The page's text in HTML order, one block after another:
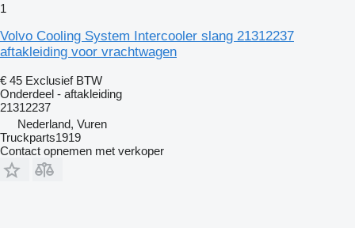
1
Volvo Cooling System Intercooler slang 21312237
aftakleiding voor vrachtwagen
€ 45 Exclusief BTW
Onderdeel - aftakleiding
21312237
Nederland, Vuren
Truckparts1919
Contact opnemen met verkoper